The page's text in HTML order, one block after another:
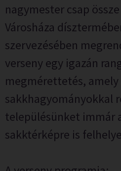
nagymester csap
Városháza
szervezésében
verseny egy igazán
megmérettetés,
sakkhagyományokkal
településünket immár
sakktérképre is